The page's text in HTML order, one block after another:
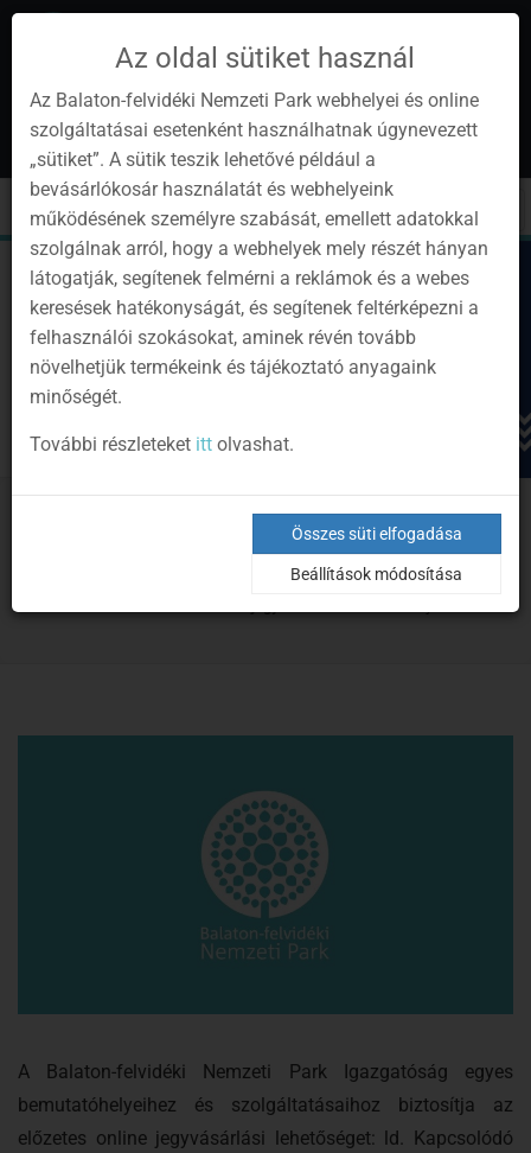
Instagram
YoutubeFacebookProgramok
Hírlevél
hu
Toggle
cart
Toggle
navigation
Bejelentkezés
Tanösvények
A Balaton-felvidéki Nemzeti Park Igazgatóság egyes
bemutatóhelyeihez és szolgáltatásaihoz biztosítja az
előzetes online jegyvásárlási lehetőséget: ld. Kapcsolódó
Az oldal sütiket használ
Az Balaton-felvidéki Nemzeti Park webhelyei és online
szolgáltatásai esetenként használhatnak úgynevezett
„sütiket”. A sütik teszik lehetővé például a
bevásárlókosár használatát és webhelyeink
működésének személyre szabását, emellett adatokkal
szolgálnak arról, hogy a webhelyek mely részét hányan
látogatják, segítenek felmérni a reklámok és a webes
keresések hatékonyságát, és segítenek feltérképezni a
felhasználói szokásokat, aminek révén tovább
növelhetjük termékeink és tájékoztató anyagaink
minőségét.
További részleteket ittolvashat.
Összes süti elfogadása
Beállítások módosítása